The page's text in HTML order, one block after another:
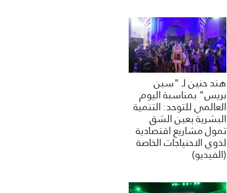
هند حنين لـ "سين
بريس" بمناسبة اليوم
العالمي للتوحد: التنمية
البشرية بعين الشق
تمول مشاريع اقتصادية
لذوي الاحنياجات الخاصة
(الفيديو)